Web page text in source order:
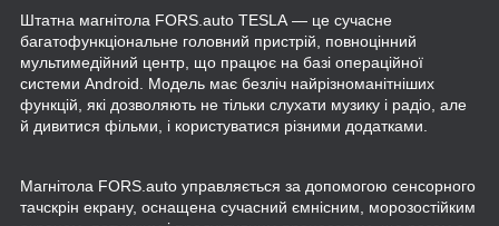
Штатна магнітола FORS.auto TESLA — це сучасне
багатофункціональне головний пристрій, повноцінний
мультимедійний центр, що працює на базі операційної
системи Android. Модель має безліч найрізноманітніших
функцій, які дозволяють не тільки слухати музику і радіо, але
й дивитися фільми, і користуватися різними додатками.
Магнітола FORS.auto управляється за допомогою сенсорного
тачскрін екрану, оснащена сучасний ємнісним, морозостійким